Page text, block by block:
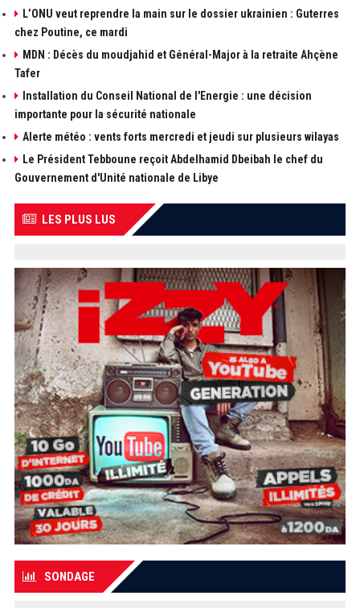
L’ONU veut reprendre la main sur le dossier ukrainien : Guterres
chez Poutine, ce mardi
MDN : Décès du moudjahid et Général-Major à la retraite Ahçène
Tafer
Installation du Conseil National de l'Energie : une décision
importante pour la sécurité nationale
Alerte météo : vents forts mercredi et jeudi sur plusieurs wilayas
Le Président Tebboune reçoit Abdelhamid Dbeibah le chef du
Gouvernement d'Unité nationale de Libye
LES PLUS LUS
SONDAGE